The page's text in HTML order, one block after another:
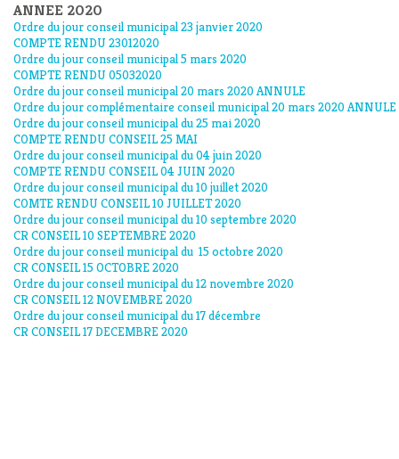
ANNEE 2020
Ordre du jour conseil municipal 23 janvier 2020
COMPTE RENDU 23012020
Ordre du jour conseil municipal 5 mars 2020
COMPTE RENDU 05032020
Ordre du jour conseil municipal 20 mars 2020 ANNULE
Ordre du jour complémentaire conseil municipal 20 mars 2020 ANNULE
Ordre du jour conseil municipal du 25 mai 2020
COMPTE RENDU CONSEIL 25 MAI
Ordre du jour conseil municipal du 04 juin 2020
COMPTE RENDU CONSEIL 04 JUIN 2020
Ordre du jour conseil municipal du 10 juillet 2020
COMTE RENDU CONSEIL 10 JUILLET 2020
Ordre du jour conseil municipal du 10 septembre 2020
CR CONSEIL 10 SEPTEMBRE 2020
Ordre du jour conseil municipal du 15 octobre 2020
CR CONSEIL 15 OCTOBRE 2020
Ordre du jour conseil municipal du 12 novembre 2020
CR CONSEIL 12 NOVEMBRE 2020
Ordre du jour conseil municipal du 17 décembre
CR CONSEIL 17 DECEMBRE 2020